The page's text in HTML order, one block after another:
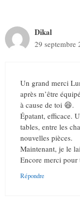
Dikal
29 septembre
Un grand merci
après m’être
à cause de toi 😆.
Épatant, efficace.
tables, entre les
nouvelles pièces.
Maintenant, je le
Encore merci
Répondre